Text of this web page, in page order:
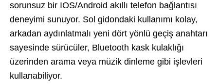
sorunsuz bir IOS/Android akıllı telefon bağlantısı
deneyimi sunuyor. Sol gidondaki kullanımı kolay,
arkadan aydınlatmalı yeni dört yönlü geçiş anahtarı
sayesinde sürücüler, Bluetooth kask kulaklığı
üzerinden arama veya müzik dinleme gibi işlevleri
kullanabiliyor.